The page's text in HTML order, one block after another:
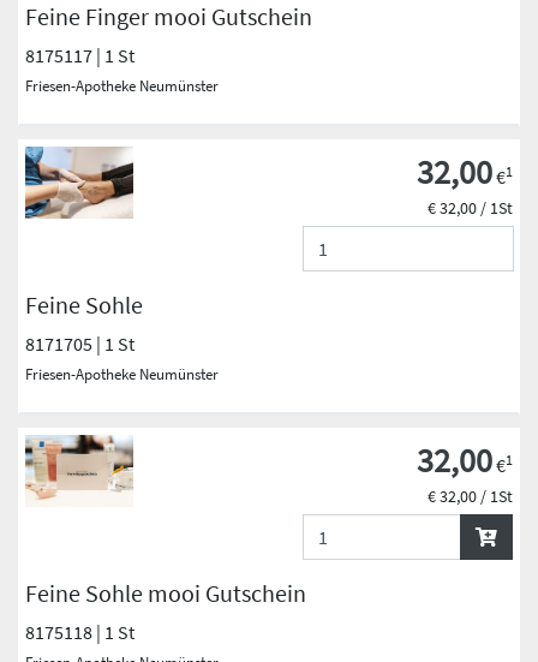
Feine Finger mooi Gutschein
8175117 | 1 St
Friesen-Apotheke Neumünster
Feine Sohle
8171705 | 1 St
Friesen-Apotheke Neumünster
32,00€1
€ 32,00 / 1St
Feine Sohle mooi Gutschein
8175118 | 1 St
32,00€1
€ 32,00 / 1St